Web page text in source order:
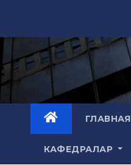
ГЛАВНАЯ
КАФЕДРАЛАР